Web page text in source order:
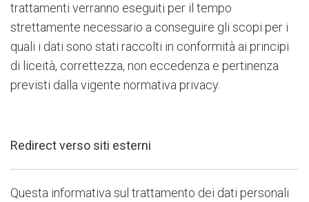
trattamenti verranno eseguiti per il tempo
strettamente necessario a conseguire gli scopi per i
quali i dati sono stati raccolti in conformità ai principi
di liceità, correttezza, non eccedenza e pertinenza
previsti dalla vigente normativa privacy.
Redirect verso siti esterni
Questa informativa sul trattamento dei dati personali